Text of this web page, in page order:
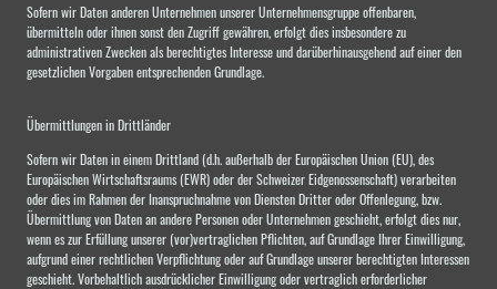
Sofern wir Daten anderen Unternehmen unserer Unternehmensgruppe offenbaren,
übermitteln oder ihnen sonst den Zugriff gewähren, erfolgt dies insbesondere zu
administrativen Zwecken als berechtigtes Interesse und darüberhinausgehend auf einer den
gesetzlichen Vorgaben entsprechenden Grundlage.
Übermittlungen in Drittländer
Sofern wir Daten in einem Drittland (d.h. außerhalb der Europäischen Union (EU), des
Europäischen Wirtschaftsraums (EWR) oder der Schweizer Eidgenossenschaft) verarbeiten
oder dies im Rahmen der Inanspruchnahme von Diensten Dritter oder Offenlegung, bzw.
Übermittlung von Daten an andere Personen oder Unternehmen geschieht, erfolgt dies nur,
wenn es zur Erfüllung unserer (vor)vertraglichen Pflichten, auf Grundlage Ihrer Einwilligung,
aufgrund einer rechtlichen Verpflichtung oder auf Grundlage unserer berechtigten Interessen
geschieht. Vorbehaltlich ausdrücklicher Einwilligung oder vertraglich erforderlicher